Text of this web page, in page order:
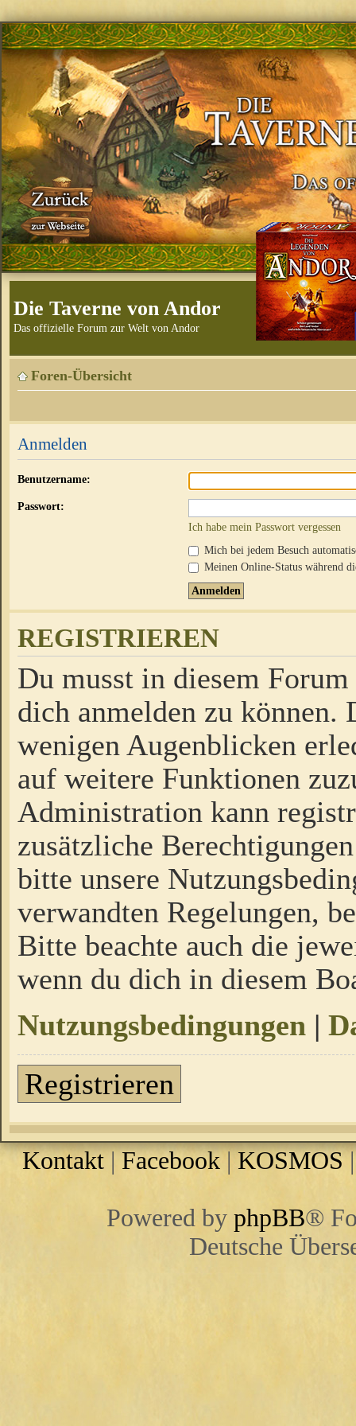
Die Taverne von Andor
Das offizielle Forum zur Welt von Andor
Foren-Übersicht
Anmelden
Benutzername:
Passwort:
Ich habe mein Passwort vergessen
Mich bei jedem Besuch
Meinen Online-Status während
REGISTRIEREN
Du musst in diesem
dich anmelden zu
wenigen Augenblicken
auf weitere Funktionen
Administration kann
zusätzliche
bitte unsere
verwandten Regelungen,
Bitte beachte auch die
wenn du dich in diesem
Nutzungsbedingungen |
Registrieren
Kontakt | Facebook |KOSMOS
Powered by phpBB®
Deutsche